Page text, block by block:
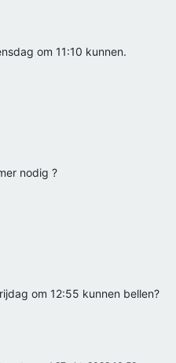
om 11:10 kunnen.
nodig ?
om 12:55 kunnen bellen?